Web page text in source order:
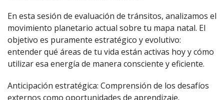
En esta sesión de evaluación de tránsitos, analizamos el
movimiento planetario actual sobre tu mapa natal. El
objetivo es puramente estratégico y evolutivo:
entender qué áreas de tu vida están activas hoy y cómo
utilizar esa energía de manera consciente y eficiente.
Anticipación estratégica: Comprensión de los desafíos
externos como oportunidades de aprendizaje.